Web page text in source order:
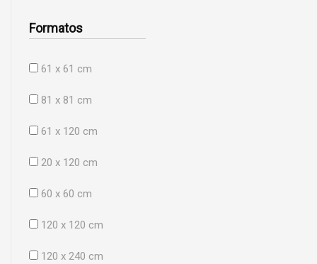
Formatos
61 x 61 cm
81 x 81 cm
61 x 120 cm
20 x 120 cm
60 x 60 cm
120 x 120 cm
120 x 240 cm